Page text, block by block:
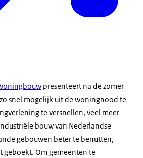
presenteert na de zomer
snel mogelijk uit de woningnood te
te versnellen, veel meer
bouw van Nederlandse
gebouwen beter te benutten,
Om gemeenten te